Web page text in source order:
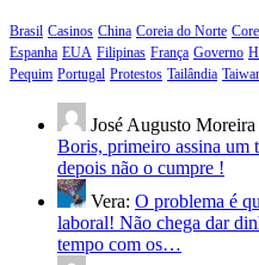
Brasil Casinos China Coreia do Norte
Espanha EUA Filipinas França Governo
Pequim Portugal Protestos Tailândia
José Augusto Moreira
Boris, primeiro assina um
depois não o cumpre !
Vera: O problema é
laboral! Não chega dar
tempo com os…